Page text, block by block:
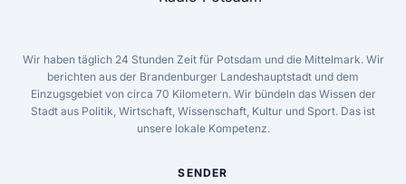
Wir haben täglich 24 Stunden Zeit für Potsdam und die Mittelmark. Wir
berichten aus der Brandenburger Landeshauptstadt und dem
Einzugsgebiet von circa 70 Kilometern. Wir bündeln das Wissen der
Stadt aus Politik, Wirtschaft, Wissenschaft, Kultur und Sport. Das ist
unsere lokale Kompetenz.
SENDER